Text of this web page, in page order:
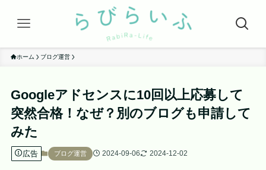
ホーム ブログ運営
Googleアドセンスに10回以上応募して
突然合格！なぜ？別のブログも申請して
みた
広告 ブログ運営 2024-09-06 2024-12-02